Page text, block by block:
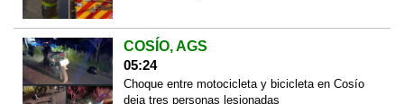
COSÍO, AGS
05:24
Choque entre motocicleta y bicicleta en Cosío
deja tres personas lesionadas